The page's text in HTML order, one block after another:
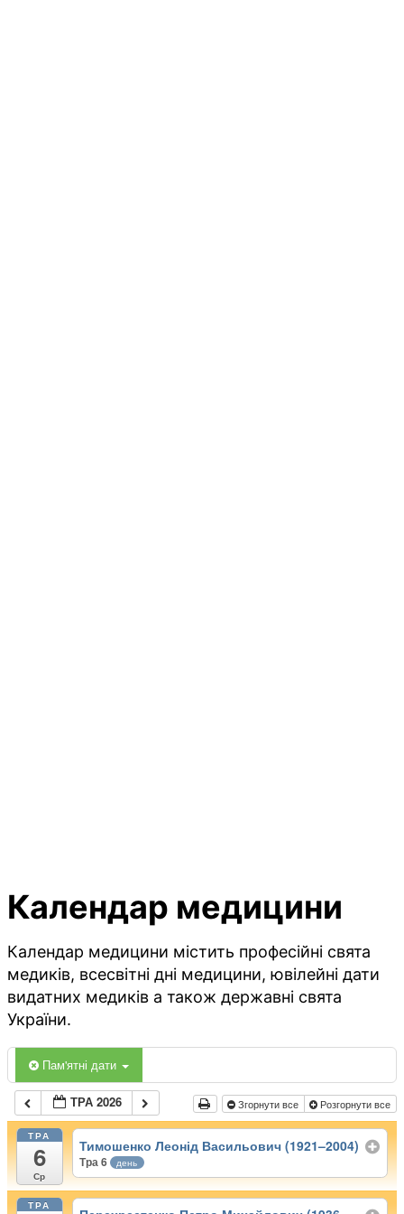
Календар медицини
Календар медицини містить професійні свята
медиків, всесвітні дні медицини, ювілейні дати
видатних медиків а також державні свята
України.
Пам'ятні дати
ТРА 2026 Згорнути все Розгорнути все
ТРА
6
Ср
Тимошенко Леонід Васильович (1921–2004)
Тра 6 день
ТРА